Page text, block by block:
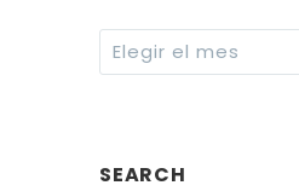
Archives
Elegir el mes
SEARCH